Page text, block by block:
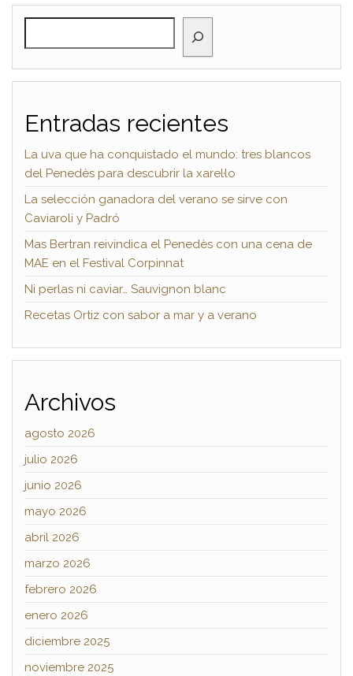
Entradas recientes
La uva que ha conquistado el mundo: tres blancos
del Penedès para descubrir la xarel·lo
La selección ganadora del verano se sirve con
Caviaroli y Padró
Mas Bertran reivindica el Penedès con una cena de
MAE en el Festival Corpinnat
Ni perlas ni caviar… Sauvignon blanc
Recetas Ortiz con sabor a mar y a verano
Archivos
agosto 2026
julio 2026
junio 2026
mayo 2026
abril 2026
marzo 2026
febrero 2026
enero 2026
diciembre 2025
noviembre 2025